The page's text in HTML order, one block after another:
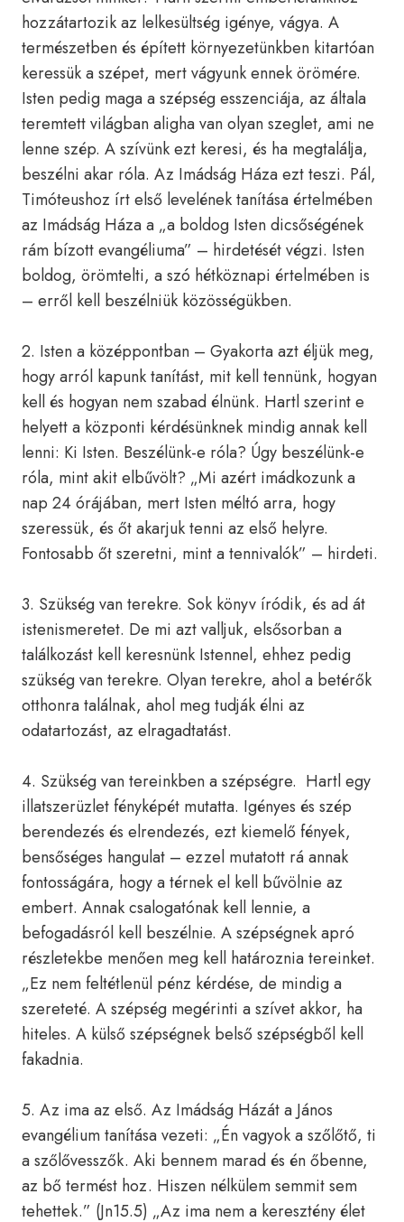
hozzátartozik az lelkesültség igénye, vágya. A
természetben és épített környezetünkben kitartóan
keressük a szépet, mert vágyunk ennek örömére.
Isten pedig maga a szépség esszenciája, az általa
teremtett világban aligha van olyan szeglet, ami ne
lenne szép. A szívünk ezt keresi, és ha megtalálja,
beszélni akar róla. Az Imádság Háza ezt teszi. Pál,
Timóteushoz írt első levelének tanítása értelmében
az Imádság Háza a „a boldog Isten dicsőségének
rám bízott evangéliuma” – hirdetését végzi. Isten
boldog, örömtelti, a szó hétköznapi értelmében is
– erről kell beszélniük közösségükben.
2. Isten a középpontban – Gyakorta azt éljük meg,
hogy arról kapunk tanítást, mit kell tennünk, hogyan
kell és hogyan nem szabad élnünk. Hartl szerint e
helyett a központi kérdésünknek mindig annak kell
lenni: Ki Isten. Beszélünk-e róla? Úgy beszélünk-e
róla, mint akit elbűvölt? „Mi azért imádkozunk a
nap 24 órájában, mert Isten méltó arra, hogy
szeressük, és őt akarjuk tenni az első helyre.
Fontosabb őt szeretni, mint a tennivalók” – hirdeti.
3. Szükség van terekre. Sok könyv íródik, és ad át
istenismeretet. De mi azt valljuk, elsősorban a
találkozást kell keresnünk Istennel, ehhez pedig
szükség van terekre. Olyan terekre, ahol a betérők
otthonra találnak, ahol meg tudják élni az
odatartozást, az elragadtatást.
4. Szükség van tereinkben a szépségre. Hartl egy
illatszerüzlet fényképét mutatta. Igényes és szép
berendezés és elrendezés, ezt kiemelő fények,
bensőséges hangulat – ezzel mutatott rá annak
fontosságára, hogy a térnek el kell bűvölnie az
embert. Annak csalogatónak kell lennie, a
befogadásról kell beszélnie. A szépségnek apró
részletekbe menően meg kell határoznia tereinket.
„Ez nem feltétlenül pénz kérdése, de mindig a
szereteté. A szépség megérinti a szívet akkor, ha
hiteles. A külső szépségnek belső szépségből kell
fakadnia.
5. Az ima az első. Az Imádság Házát a János
evangélium tanítása vezeti: „Én vagyok a szőlőtő, ti
a szőlővesszők. Aki bennem marad és én őbenne,
az bő termést hoz. Hiszen nélkülem semmit sem
tehettek.” (Jn15.5) „Az ima nem a keresztény élet